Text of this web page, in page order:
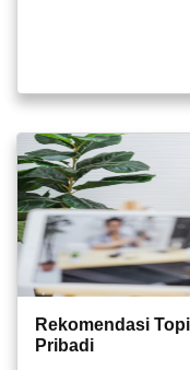
Rekomendasi
Pribadi